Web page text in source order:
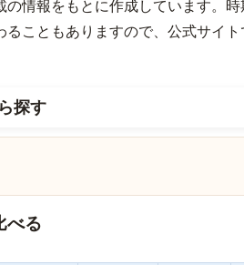
情報をもとに作成しています。
こともありますので、公式サイト
探す
べる